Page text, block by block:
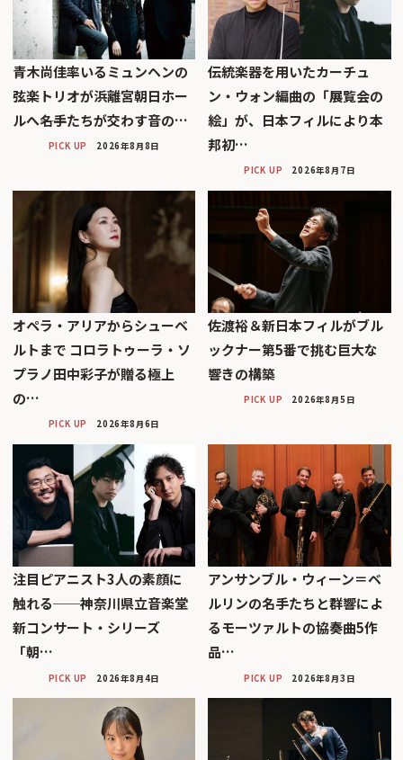
青木尚佳率いるミュンヘンの
弦楽トリオが浜離宮朝日ホー
ルへ――名手たちが交わす音の…
PICK UP 2026年8月8日
伝統楽器を用いたカーチュ
ン・ウォン編曲の「展覧会の
絵」が、日本フィルにより本
邦初…
PICK UP 2026年8月7日
オペラ・アリアからシューベ
ルトまで コロラトゥーラ・ソ
プラノ田中彩子が贈る極上
の…
PICK UP 2026年8月6日
佐渡裕＆新日本フィルがブル
ックナー第5番で挑む巨大な
響きの構築
PICK UP 2026年8月5日
注目ピアニスト3人の素顔に
触れる──神奈川県立音楽堂
新コンサート・シリーズ
「朝…
PICK UP 2026年8月4日
アンサンブル・ウィーン＝ベ
ルリンの名手たちと群響によ
るモーツァルトの協奏曲5作
品…
PICK UP 2026年8月3日